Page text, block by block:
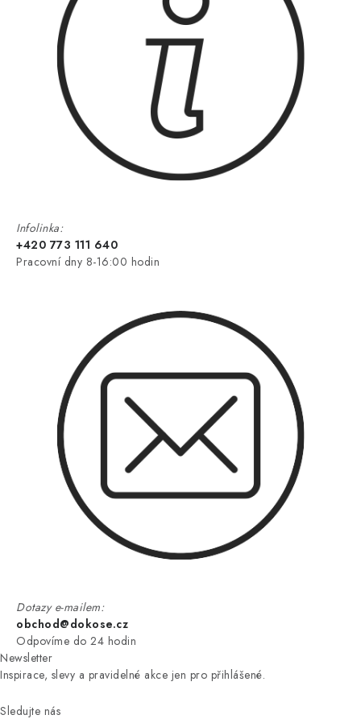
Infolinka:
+420 773 111 640
Pracovní dny 8-16:00 hodin
Dotazy e-mailem:
obchod@dokose.cz
Odpovíme do 24 hodin
Newsletter
Inspirace, slevy a pravidelné akce jen pro přihlášené.
Sledujte nás